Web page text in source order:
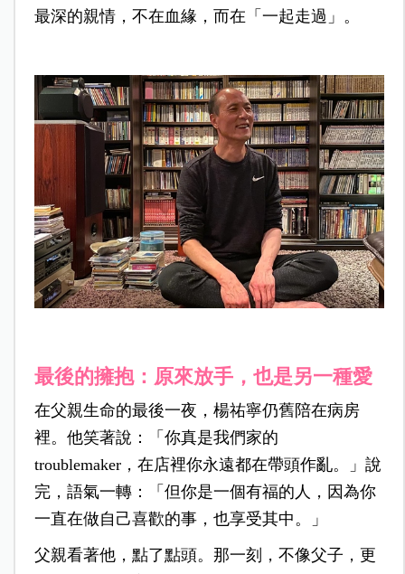
最深的親情，不在血緣，而在「一起走過」。
最後的擁抱：原來放手，也是另一種愛
在父親生命的最後一夜，楊祐寧仍舊陪在病房
裡。他笑著說：「你真是我們家的
troublemaker，在店裡你永遠都在帶頭作亂。」說
完，語氣一轉：「但你是一個有福的人，因為你
一直在做自己喜歡的事，也享受其中。」
父親看著他，點了點頭。那一刻，不像父子，更